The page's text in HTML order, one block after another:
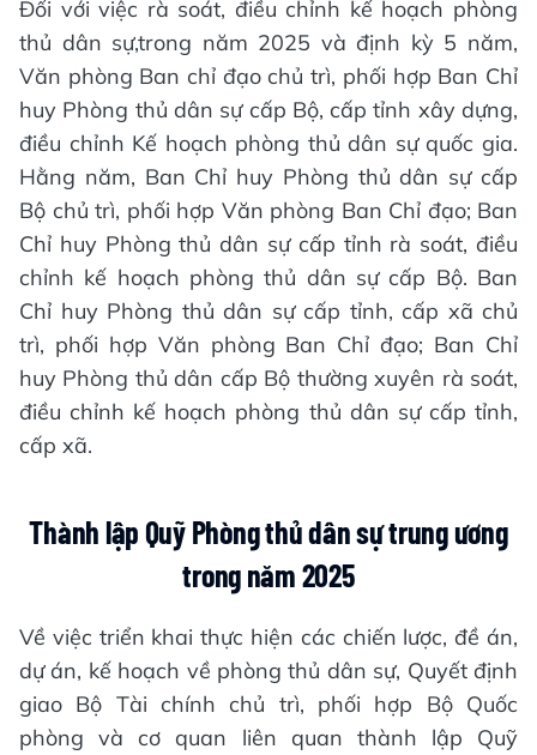
Đối với việc rà soát, điều chỉnh kế hoạch phòng
thủ dân sự,trong năm 2025 và định kỳ 5 năm,
Văn phòng Ban chỉ đạo chủ trì, phối hợp Ban Chỉ
huy Phòng thủ dân sự cấp Bộ, cấp tỉnh xây dựng,
điều chỉnh Kế hoạch phòng thủ dân sự quốc gia.
Hằng năm, Ban Chỉ huy Phòng thủ dân sự cấp
Bộ chủ trì, phối hợp Văn phòng Ban Chỉ đạo; Ban
Chỉ huy Phòng thủ dân sự cấp tỉnh rà soát, điều
chỉnh kế hoạch phòng thủ dân sự cấp Bộ. Ban
Chỉ huy Phòng thủ dân sự cấp tỉnh, cấp xã chủ
trì, phối hợp Văn phòng Ban Chỉ đạo; Ban Chỉ
huy Phòng thủ dân cấp Bộ thường xuyên rà soát,
điều chỉnh kế hoạch phòng thủ dân sự cấp tỉnh,
cấp xã.
Thành lập Quỹ Phòng thủ dân sự trung ương
trong năm 2025
Về việc triển khai thực hiện các chiến lược, đề án,
dự án, kế hoạch về phòng thủ dân sự, Quyết định
giao Bộ Tài chính chủ trì, phối hợp Bộ Quốc
phòng và cơ quan liên quan thành lập Quỹ